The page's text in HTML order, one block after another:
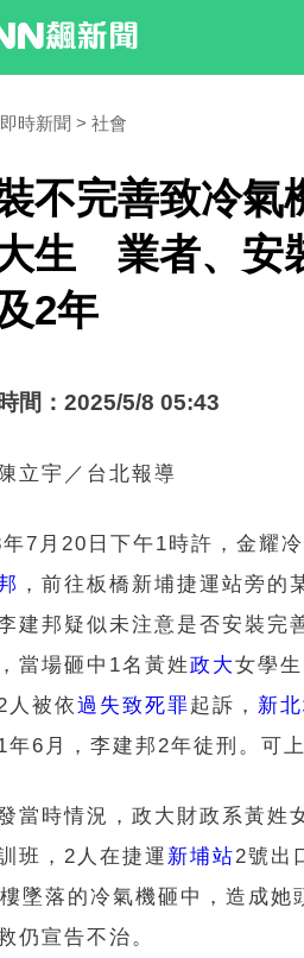
時新聞 社會
不完善致冷氣
生 業者、安
2年
間：2025/5/8 05:43
立宇／台北報導
7月20日下午1時許，金耀
，前往板橋新埔捷運站旁的
建邦疑似未注意是否安裝完
當場砸中1名黃姓政大女學
人被依過失致死罪起訴， 新
年6月，李建邦2年徒刑。可上
當時情況，政大財政系黃姓
班，2人在捷運 新埔站2號出
墜落的冷氣機砸中，造成她
仍宣告不治。